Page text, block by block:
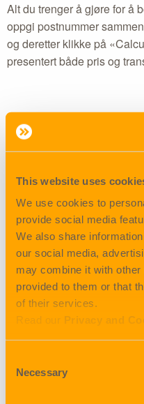
This website uses
We use cookies to
provide social media
We also share
our social media,
may combine it with other
provided to them or that
of their services.
Read our Privacy and
Selection
Necessary
Alt du trenger å gjøre for å
oppgi postnummer
og deretter klikke på
presentert både pris og
Når kalkylen er
ferdig, kan du
My Quotes,
eksportere det